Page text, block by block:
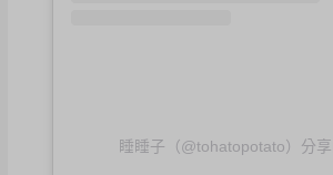
睡睡子（@tohatopotato）分